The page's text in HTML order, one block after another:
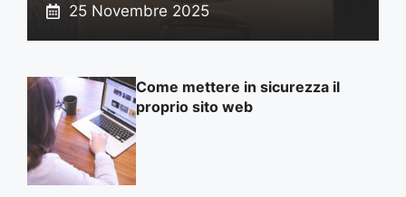
25 Novembre 2025
Come mettere in sicurezza il
proprio sito web